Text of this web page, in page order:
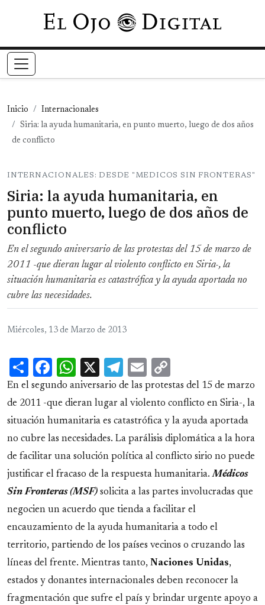
Pasar al contenido principal
Inicio
Internacionales
Siria: la ayuda humanitaria, en punto muerto, luego de dos años
de conflicto
INTERNACIONALES: DESDE "MEDICOS SIN FRONTERAS"
Siria: la ayuda humanitaria, en
punto muerto, luego de dos años de
conflicto
En el segundo aniversario de las protestas del 15 de marzo de
2011 -que dieran lugar al violento conflicto en Siria-, la
situación humanitaria es catastrófica y la ayuda aportada no
cubre las necesidades.
Miércoles, 13 de Marzo de 2013
ShareFacebook
WhatsApp
X Telegram
Email
Link
En el segundo aniversario de las protestas del 15 de marzo
de 2011 -que dieran lugar al violento conflicto en Siria-, la
situación humanitaria es catastrófica y la ayuda aportada
no cubre las necesidades. La parálisis diplomática a la hora
de facilitar una solución política al conflicto sirio no puede
justificar el fracaso de la respuesta humanitaria.Médicos
Sin Fronteras (MSF) solicita a las partes involucradas que
negocien un acuerdo que tienda a facilitar el
encauzamiento de la ayuda humanitaria a todo el
territorio, partiendo de los países vecinos o cruzando las
líneas del frente. Mientras tanto, Naciones Unidas,
estados y donantes internacionales deben reconocer la
fragmentación que sufre el país y brindar urgente apoyo a